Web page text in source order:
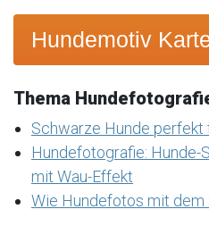
Hundemotiv
Thema
Schwarze Hunde
Hundefotografie: Hunde-
mit Wau-Effekt
Wie Hundefotos mit dem